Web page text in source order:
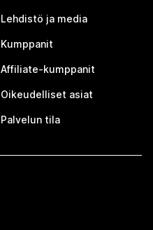
Lehdistö ja media
Kumppanit
Affiliate-kumppanit
Oikeudelliset asiat
Palvelun tila